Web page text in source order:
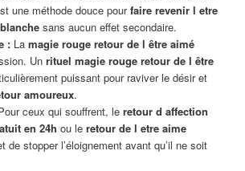
une méthode douce pourfaire revenir l etre
sans aucun effet secondaire.
:La magie rouge retour de l être aimé
Un rituel magie rouge retour de l être
puissant pour raviver le désir et
amoureux.
ceux qui souffrent, le retour d affection
en 24h ou le retour de l etre aime
de stopper l’éloignement avant qu’il ne soit